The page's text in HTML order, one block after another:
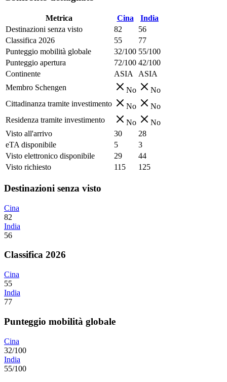
Metrica Cina
India
Destinazioni senza visto
82
56
Classifica 2026
55
77
Punteggio mobilità globale
32/100 55/100
Punteggio apertura
72/100 42/100
Continente
ASIA
ASIA
Membro Schengen
No
No
Cittadinanza tramite investimento
No
No
Residenza tramite investimento
No
No
Visto all'arrivo
30
28
eTA disponibile
5
3
Visto elettronico disponibile
29
44
Visto richiesto
115 125
Destinazioni senza visto
Cina
82
India
56
Classifica 2026
Cina
55
India
77
Punteggio mobilità globale
Cina
32/100
India
55/100